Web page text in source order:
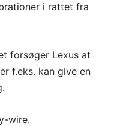
i rattet fra
forsøger Lexus at
f.eks. kan give en
wire.